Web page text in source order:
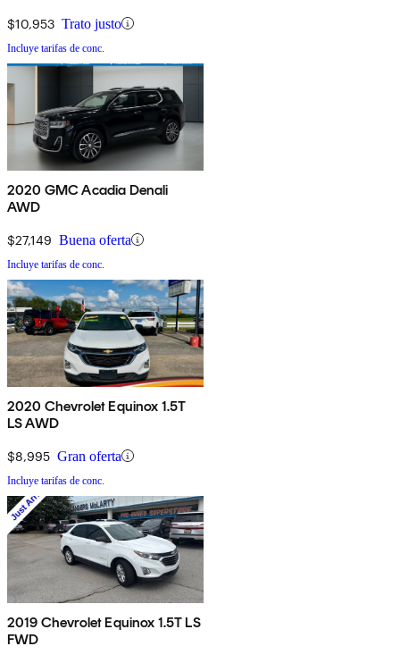
$10,953 Trato justo
Incluye tarifas de conc.
2020 GMC Acadia Denali
AWD
$27,149 Buena oferta
Incluye tarifas de conc.
2020 Chevrolet Equinox 1.5T
LS AWD
$8,995 Gran oferta
Incluye tarifas de conc.
2019 Chevrolet Equinox 1.5T LS
FWD